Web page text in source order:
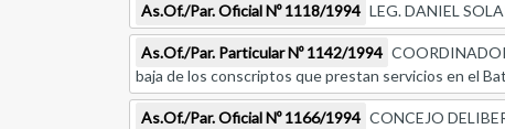
As.Of./Par. Oficial Nº 1118/1994 LEG. DANIEL
As.Of./Par. Particular Nº 1142/1994
baja de los conscriptos que prestan servicios en el
As.Of./Par. Oficial Nº 1166/1994 CONCEJO